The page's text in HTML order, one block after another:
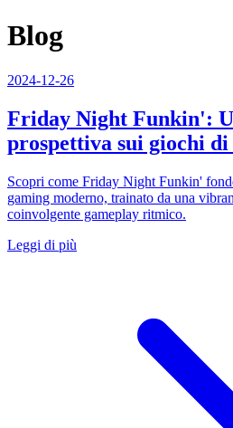
Blog
2024-12-26
Friday Night Funkin':
prospettiva sui giochi
Scopri come Friday Night Funkin'
gaming moderno, trainato da una
coinvolgente gameplay ritmico.
Leggi di più